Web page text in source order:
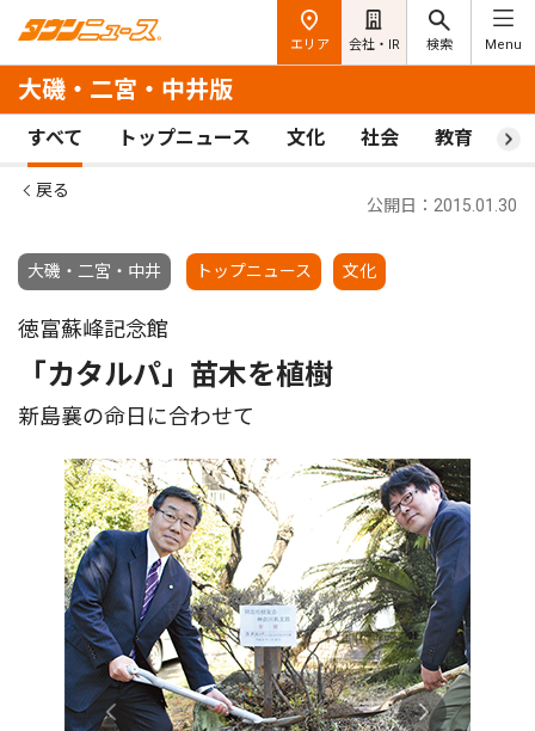
エリア 会社・IR 検索 Menu
大磯・二宮・中井版
すべて トップニュース 文化 社会 教育 ス
戻る
大磯・二宮・中井 トップニュース 文化
公開日：2015.01.30
徳富蘇峰記念館
「カタルパ」苗木を植樹
新島襄の命日に合わせて